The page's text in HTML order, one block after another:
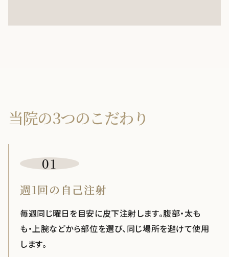
当院の3つのこだわり
01
週1回の自己注射
毎週同じ曜日を目安に皮下注射します。腹部・太も
も・上腕などから部位を選び、同じ場所を避けて使用
します。